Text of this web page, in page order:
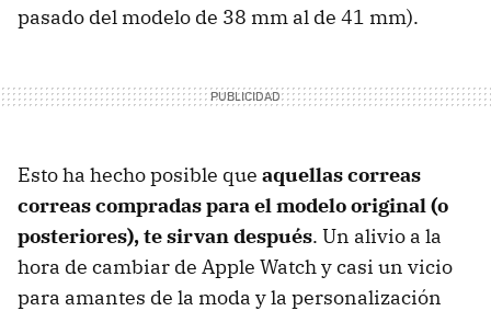
pasado del modelo de 38 mm al de 41 mm).
Esto ha hecho posible que aquellas correas
correas compradas para el modelo original (o
posteriores), te sirvan después. Un alivio a la
hora de cambiar de Apple Watch y casi un vicio
para amantes de la moda y la personalización